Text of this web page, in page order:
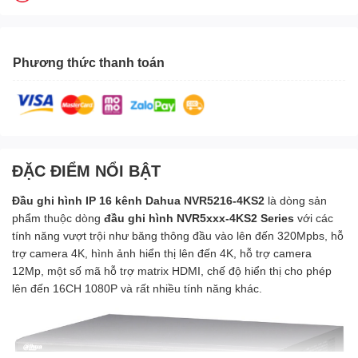
Phương thức thanh toán
ĐẶC ĐIỂM NỔI BẬT
Đầu ghi hình IP 16 kênh Dahua NVR5216-4KS2 là dòng sản
phẩm thuộc dòng đầu ghi hình NVR5xxx-4KS2 Series với các
tính năng vượt trội như băng thông đầu vào lên đến 320Mpbs, hỗ
trợ camera 4K, hình ảnh hiển thị lên đến 4K, hỗ trợ camera
12Mp, một số mã hỗ trợ matrix HDMI, chế độ hiển thị cho phép
lên đến 16CH 1080P và rất nhiều tính năng khác.